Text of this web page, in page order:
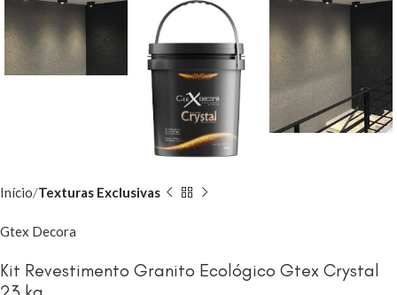
Início Texturas Exclusivas
Gtex Decora
Kit Revestimento Granito Ecológico Gtex Crystal